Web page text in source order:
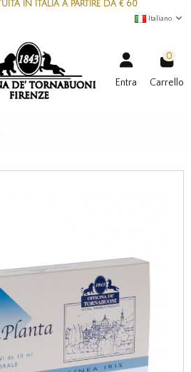
IN ITALIA A PARTIRE DA € 60
Italiano
Entra
0
Carrello